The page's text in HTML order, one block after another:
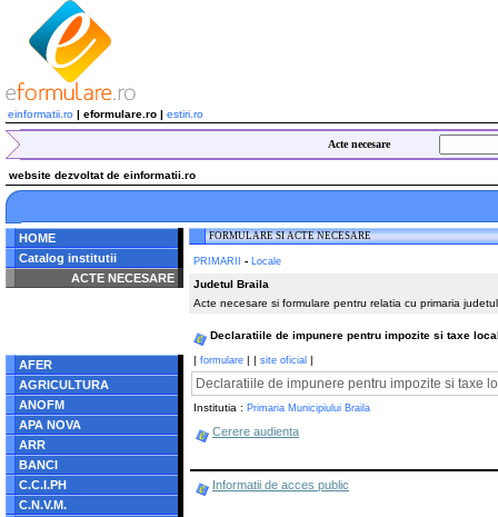
einformatii.ro | eformulare.ro | estiri.ro
Acte necesare
website dezvoltat de einformatii.ro
HOME
Catalog institutii
ACTE NECESARE
/home/eformulare.ro/public_html/navigare/stanga.php
AFER
AGRICULTURA
ANOFM
APA NOVA
ARR
BANCI
C.C.I.PH
C.N.V.M.
FORMULARE SI ACTE NECESARE
PRIMARII - Locale
Judetul Braila
Acte necesare si formulare pentru relatia cu primaria
Declaratiile de impunere pentru impozite si taxe
| formulare | | site oficial |
Declaratiile de impunere pentru impozite si taxe
Institutia : Primaria Municipiului Braila
Cerere audienta
Informatii de acces public